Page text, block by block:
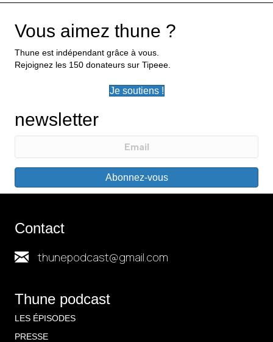
Vous aimez thune ?
Thune est indépendant grâce à vous.
Rejoignez les 150 donateurs sur Tipeee.
Je soutiens !
newsletter
Abonnez-vous
Contact
thunepodcast@gmail.com
Thune podcast
LES ÉPISODES
PRESSE